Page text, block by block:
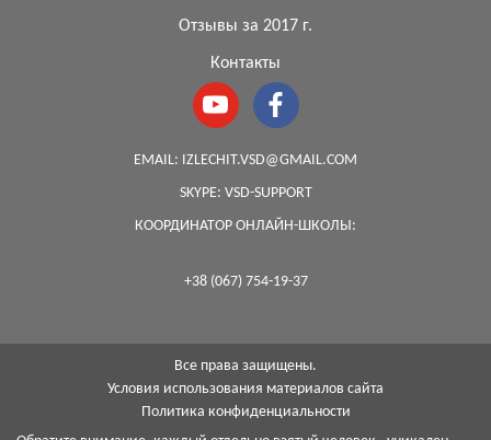
Отзывы за 2017 г.
Контакты
EMAIL: IZLECHIT.VSD@GMAIL.COM
SKYPE: VSD-SUPPORT
КООРДИНАТОР ОНЛАЙН-ШКОЛЫ:
+38 (067) 754-19-37
Все права защищены.
Условия использования материалов сайта
Политика конфиденциальности